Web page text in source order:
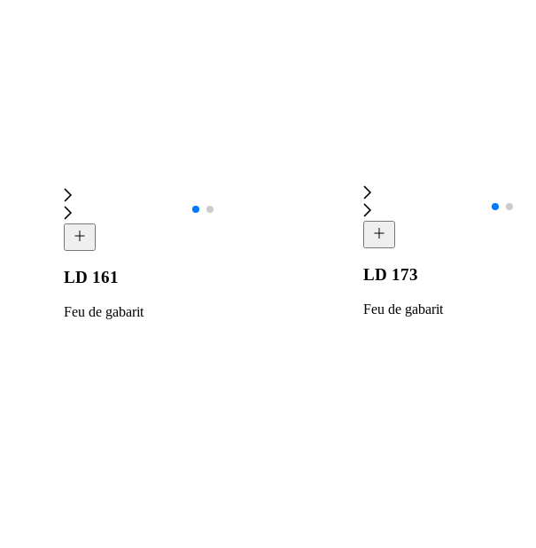
LD 161
Feu de gabarit
LD 173
Feu de gabarit